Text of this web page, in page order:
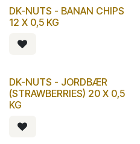
DK-NUTS - BANAN CHIPS
12 X 0,5 KG
DK-NUTS - JORDBÆR
(STRAWBERRIES) 20 X 0,5
KG